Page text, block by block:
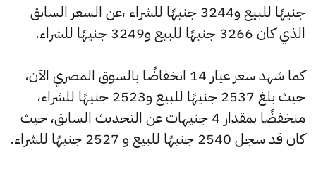
جنيهًا للبيع و3244 جنيهًا للشراء ،عن السعر السابق
الذي كان 3266 جنيهًا للبيع و3249 جنيهًا للشراء.
كما شهد سعر عيار 14 انخفاضًا بالسوق المصري الآن،
حيث بلغ 2537 جنيهًا للبيع و2523 جنيهًا للشراء،
منخفضًا بمقدار 4 جنيهات عن التحديث السابق، حيث
كان قد سجل 2540 جنيهًا للبيع و 2527 جنيهًا للشراء.